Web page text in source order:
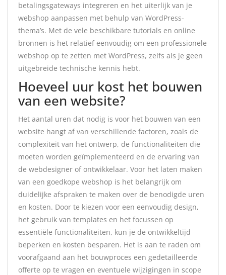
betalingsgateways integreren en het uiterlijk van je
webshop aanpassen met behulp van WordPress-
thema’s. Met de vele beschikbare tutorials en online
bronnen is het relatief eenvoudig om een professionele
webshop op te zetten met WordPress, zelfs als je geen
uitgebreide technische kennis hebt.
Hoeveel uur kost het bouwen
van een website?
Het aantal uren dat nodig is voor het bouwen van een
website hangt af van verschillende factoren, zoals de
complexiteit van het ontwerp, de functionaliteiten die
moeten worden geïmplementeerd en de ervaring van
de webdesigner of ontwikkelaar. Voor het laten maken
van een goedkope webshop is het belangrijk om
duidelijke afspraken te maken over de benodigde uren
en kosten. Door te kiezen voor een eenvoudig design,
het gebruik van templates en het focussen op
essentiële functionaliteiten, kun je de ontwikkeltijd
beperken en kosten besparen. Het is aan te raden om
voorafgaand aan het bouwproces een gedetailleerde
offerte op te vragen en eventuele wijzigingen in scope